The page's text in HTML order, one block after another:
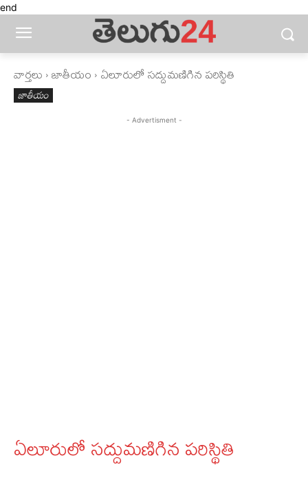
end
వార్తలు జాతీయం ఏలూరులో సద్దుమణిగిన పరిస్థితి
జాతీయం
- Advertisment -
ఏలూరులో సద్దుమణిగిన పరిస్థితి